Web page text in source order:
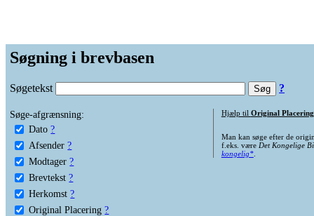
Søgning i brevbasen
Søgetekst ?
Søge-afgrænsning:
Dato ?
Afsender ?
Modtager ?
Brevtekst ?
Herkomst ?
Original Placering ?
Hjælp til Original Placering
Man kan søge efter de
f.eks. være Det Kongelige
kongelig*.